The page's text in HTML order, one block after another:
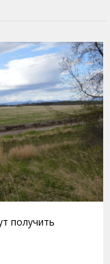
получить